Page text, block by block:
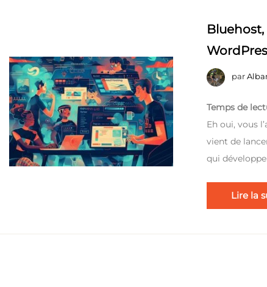
Bluehost,
par
Temps de
Eh oui, vous
vient de
qui
Lire la